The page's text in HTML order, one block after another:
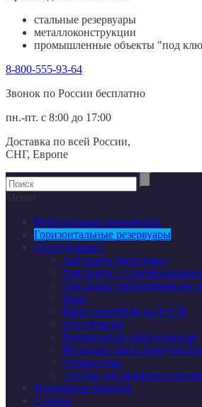
стальные резервуары
металлоконструкции
промышленные объекты "под
8-800-555-93-64
Звонок по России беcплатно
пн.-пт. с 8:00 до 17:00
Доставка по всей России,
СНГ, Европе
Вертикальные резервуары
Горизонтальные резервуары
Оборудование
Аппараты емкостные
Аппараты с
Аппараты теплообменные
Баки
Баки горячей воды БАГВ
Отстойники
Резервуарное оборудование
Ресиверы газа и
Сепараторы
Сосуды для хранения
Подземные емкости
Силосы